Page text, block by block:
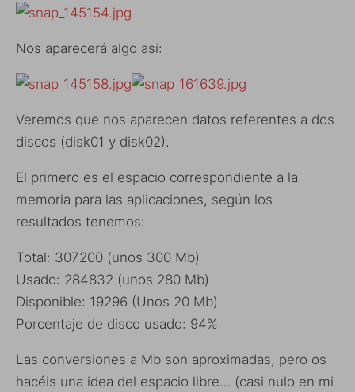
Nos aparecerá algo así:
Veremos que nos aparecen datos referentes a dos
discos (disk01 y disk02).
El primero es el espacio correspondiente a la
memoria para las aplicaciones, según los
resultados tenemos:
Total: 307200 (unos 300 Mb)
Usado: 284832 (unos 280 Mb)
Disponible: 19296 (Unos 20 Mb)
Porcentaje de disco usado: 94%
Las conversiones a Mb son aproximadas, pero os
hacéis una idea del espacio libre… (casi nulo en mi